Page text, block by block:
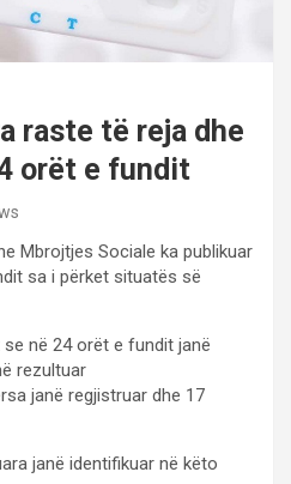
raste të reja dhe
orët e fundit
Mbrojtjes Sociale ka publikuar
sa i përket situatës së
në 24 orët e fundit janë
rezultuar
janë regjistruar dhe 17
janë identifikuar në këto